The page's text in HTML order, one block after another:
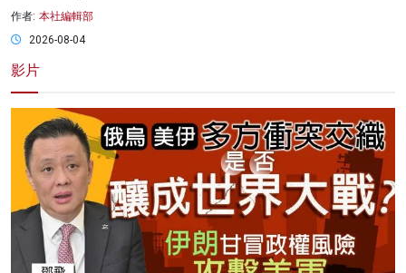
作者: 本社編輯部
2026-08-04
影片